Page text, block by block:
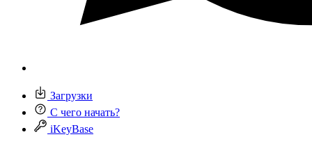
Загрузки
С чего начать?
iKeyBase